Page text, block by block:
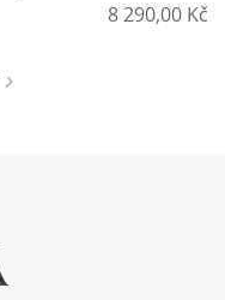
8 290,00 Kč